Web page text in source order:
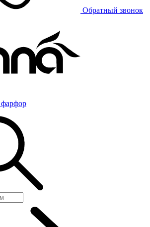
Обратный звонок